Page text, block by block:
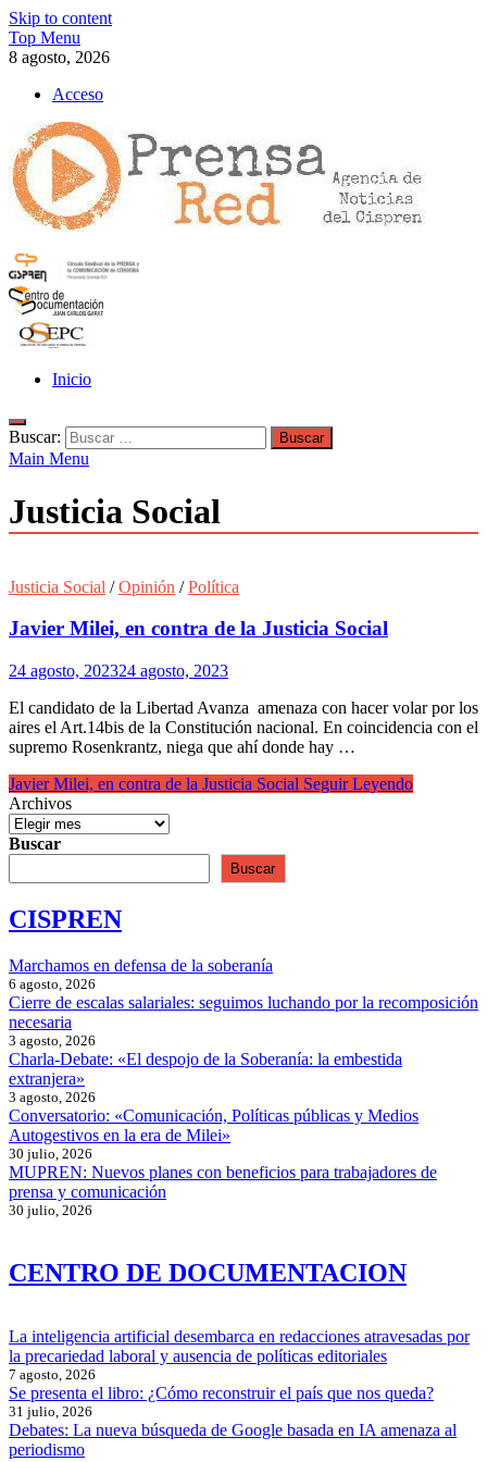
Skip to content
Top Menu
8 agosto, 2026
Acceso
>>prensared>>
LA AGENCIA DE NOTICIAS DEL CISPREN
Inicio
Buscar:
Main Menu
Justicia Social
Justicia Social /Opinión /Política
Javier Milei, en contra de la Justicia Social
24 agosto, 202324 agosto, 2023
El candidato de la Libertad Avanza amenaza con hacer volar por los
aires el Art.14bis de la Constitución nacional. En coincidencia con el
supremo Rosenkrantz, niega que ahí donde hay …
Javier Milei, en contra de la Justicia Social Seguir Leyendo
Archivos
Buscar
Buscar
CISPREN
Marchamos en defensa de la soberanía
6 agosto, 2026
Cierre de escalas salariales: seguimos luchando por la recomposición
necesaria
3 agosto, 2026
Charla-Debate: «El despojo de la Soberanía: la embestida
extranjera»
3 agosto, 2026
Conversatorio: «Comunicación, Políticas públicas y Medios
Autogestivos en la era de Milei»
30 julio, 2026
MUPREN: Nuevos planes con beneficios para trabajadores de
prensa y comunicación
30 julio, 2026
CENTRO DE DOCUMENTACION
La inteligencia artificial desembarca en redacciones atravesadas por
la precariedad laboral y ausencia de políticas editoriales
7 agosto, 2026
Se presenta el libro: ¿Cómo reconstruir el país que nos queda?
31 julio, 2026
Debates: La nueva búsqueda de Google basada en IA amenaza al
periodismo